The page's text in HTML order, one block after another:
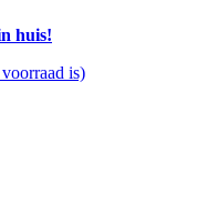
huis!
is)